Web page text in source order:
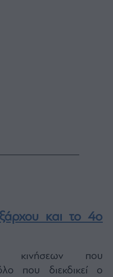
και το 4ο
κινήσεων που
που διεκδικεί ο